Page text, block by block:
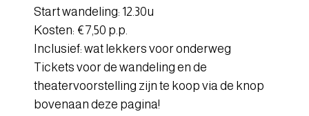
Start wandeling: 12.30u
Kosten: €7,50 p.p.
Inclusief: wat lekkers voor onderweg
Tickets voor de wandeling en de
theatervoorstelling zijn te koop via de knop
bovenaan deze pagina!